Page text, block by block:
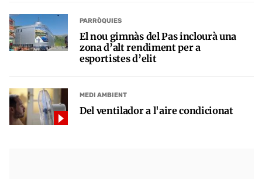
PARRÒQUIES
El nou gimnàs del Pas inclourà una
zona d’alt rendiment per a
esportistes d’elit
MEDI AMBIENT
Del ventilador a l'aire condicionat